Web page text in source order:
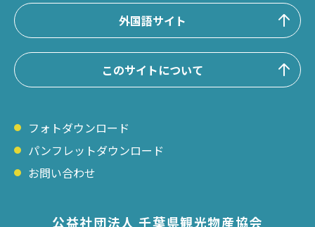
外国語サイト
このサイトについて
フォトダウンロード
パンフレットダウンロード
お問い合わせ
公益社団法人 千葉県観光物産協会